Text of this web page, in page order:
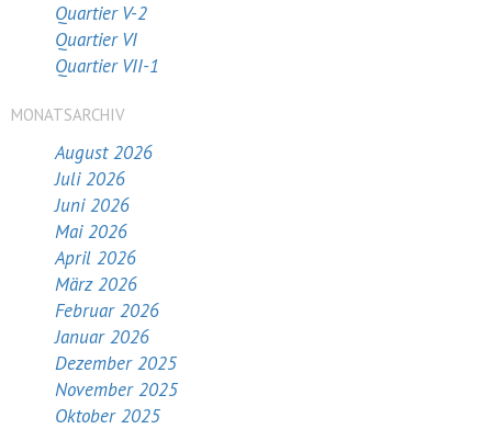
Quartier V-2
Quartier VI
Quartier VII-1
MONATSARCHIV
August 2026
Juli 2026
Juni 2026
Mai 2026
April 2026
März 2026
Februar 2026
Januar 2026
Dezember 2025
November 2025
Oktober 2025